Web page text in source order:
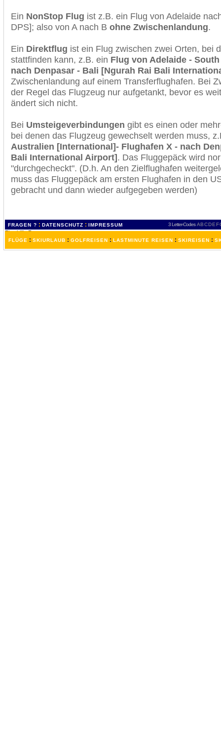
Ein NonStop Flug ist z.B. ein Flug von Adelaide
DPS]; also von A nach B ohne Zwischenlandung.
Ein Direktflug ist ein Flug zwischen zwei Orten, bei
stattfinden kann, z.B. ein Flug von Adelaide -
nach Denpasar - Bali [Ngurah Rai Bali
Zwischenlandung auf einem Transferflughafen. Bei
der Regel das Flugzeug nur aufgetankt, bevor es
ändert sich nicht.
Bei Umsteigeverbindungen gibt es einen oder
bei denen das Flugzeug gewechselt werden muss,
Australien [International]- Flughafen X - nach
Bali International Airport]. Das Fluggepäck wird
"durchgecheckt". (D.h. An den Zielflughafen
muss das Fluggepäck am ersten Flughafen in den
gebracht und dann wieder aufgegeben werden)
FRAGEN ? : DATENSCHUTZ : IMPRESSUM 3 Letter-Codes ABCDEF
FLÜGE : SKIURLAUB : GOLFREISEN : LASTMINUTE REISEN : SKIREISEN :